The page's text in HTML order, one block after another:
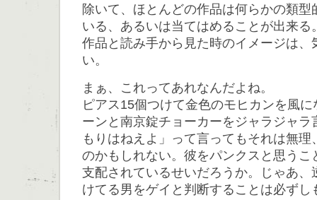
除いて、ほとんどの作品は何らかの類
いる、あるいは当てはめることが出来る
作品と読み手から見た時のイメージは、
い。
まぁ、これってあれなんだよね。
ピアス15個つけて金色のモヒカンを風
ーンと南京錠チョーカーをジャラジャラ
もりはねえよ」って言ってもそれは無
のかもしれない。彼をパンクスと思うこ
支配されているせいだろうか。じゃあ、
けてる男をゲイと判断することは必ずし